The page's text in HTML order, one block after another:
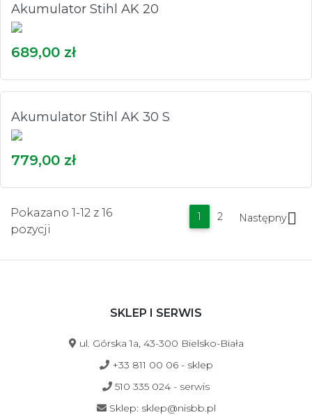
Akumulator Stihl AK 20
689,00 zł
Akumulator Stihl AK 30 S
779,00 zł
Pokazano 1-12 z 16
pozycji
1 2 Następny
SKLEP I SERWIS
ul. Górska 1a, 43-300 Bielsko-Biała
+33 811 00 06 - sklep
510 335 024 - serwis
Sklep: sklep@nisbb.pl